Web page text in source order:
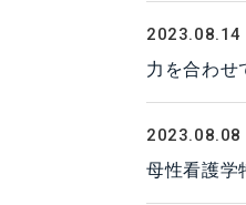
2023.08.14
力を合わせ
2023.08.08
母性看護